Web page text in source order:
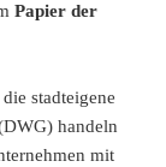
Papier der
stadteigene
handeln
mit